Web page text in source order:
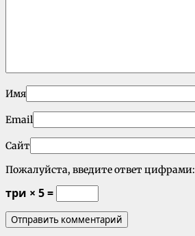
Имя
Email
Сайт
Пожалуйста, введите ответ цифрами:
три × 5 =